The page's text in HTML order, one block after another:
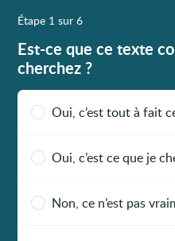
Étape 1 sur 6
Est-ce que ce texte
cherchez ?
Oui, c’est tout à fait
Oui, c’est ce que je
Non, ce n’est pas